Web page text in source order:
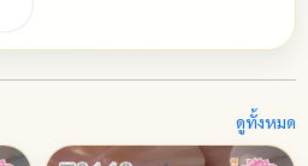
ดูทั้งหมด